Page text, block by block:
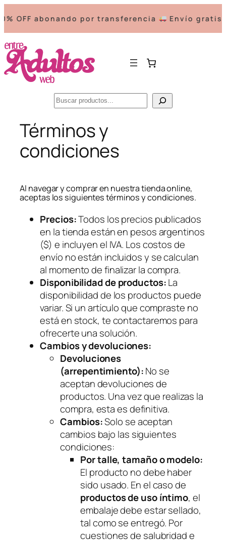
OFF abonando por transferencia Envío gratis
Buscar
Saltar
contenido
Términos y
condiciones
Al navegar y comprar en nuestra tienda online,
aceptas los siguientes términos y condiciones.
Precios:Todos los precios publicados
en la tienda están en pesos argentinos
($) e incluyen el IVA. Los costos de
envío no están incluidos y se calculan
al momento de finalizar la compra.
Disponibilidad de productos:La
disponibilidad de los productos puede
variar. Si un artículo que compraste no
está en stock, te contactaremos para
ofrecerte una solución.
Cambios y devoluciones:
Devoluciones
(arrepentimiento):No se
aceptan devoluciones de
productos. Una vez que realizas la
compra, esta es definitiva.
Cambios:Solo se aceptan
cambios bajo las siguientes
condiciones:
Por talle, tamaño o modelo:
El producto no debe haber
sido usado. En el caso de
productos de uso íntimo, el
embalaje debe estar sellado,
tal como se entregó. Por
cuestiones de salubridad e